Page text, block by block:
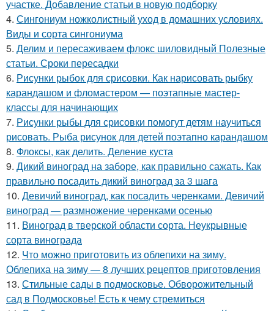
участке. Добавление статьи в новую подборку
4. Сингониум ножколистный уход в домашних условиях.
Виды и сорта сингониума
5. Делим и пересаживаем флокс шиловидный Полезные
статьи. Сроки пересадки
6. Рисунки рыбок для срисовки. Как нарисовать рыбку
карандашом и фломастером — поэтапные мастер-
классы для начинающих
7. Рисунки рыбы для срисовки помогут детям научиться
рисовать. Рыба рисунок для детей поэтапно карандашом
8. Флоксы, как делить. Деление куста
9. Дикий виноград на заборе, как правильно сажать. Как
правильно посадить дикий виноград за 3 шага
10. Девичий виноград, как посадить черенками. Девичий
виноград — размножение черенками осенью
11. Виноград в тверской области сорта. Неукрывные
сорта винограда
12. Что можно приготовить из облепихи на зиму.
Облепиха на зиму — 8 лучших рецептов приготовления
13. Стильные сады в подмосковье. Обворожительный
сад в Подмосковье! Есть к чему стремиться